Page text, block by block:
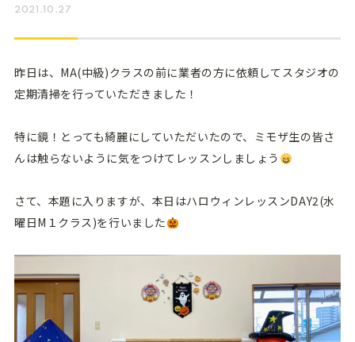
2021.10.27
昨日は、MA(中級)クラスの前に業者の方に依頼してスタジオの
定期清掃を行っていただきました！
特に鏡！とっても綺麗にしていただいたので、ミモザ生の皆さ
んは触らないように気をつけてレッスンしましょう
さて、本題に入りますが、本日はハロウィンレッスンDAY2(水
曜日M１クラス)を行いました